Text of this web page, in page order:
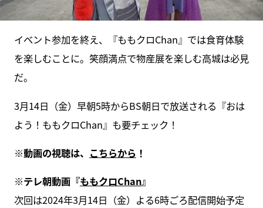
イベント参加を終え、『ももクロChan』では食育体験
を楽しむことに。笑顔満点で物産展を楽しむ高城は必見
だ。
3月14日（金）早朝5時からBS朝日で放送される『おは
よう！ももクロChan』も要チェック！
※動画の視聴は、 こちらから ！
※テレ朝動画『ももクロChan』
次回は2024年3月14日（金）よる6時ごろ配信開始予定